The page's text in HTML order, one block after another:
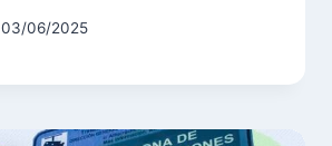
03/06/2025